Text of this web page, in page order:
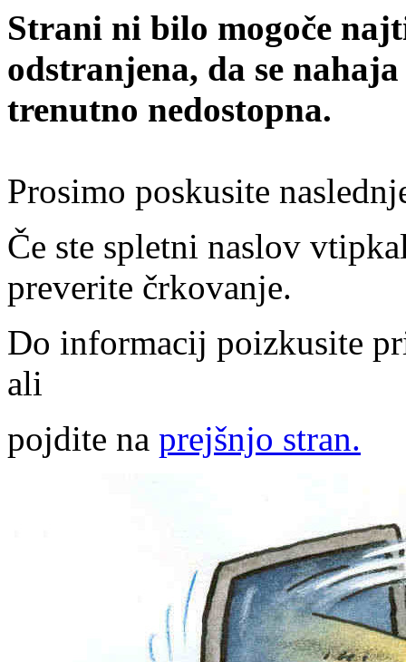
Strani ni bilo mogoče
odstranjena, da se
trenutno nedostopna.
Prosimo poskusite
Če ste spletni naslov
preverite črkovanje.
Do informacij poizkusite
ali
pojdite na prejšnjo stran.